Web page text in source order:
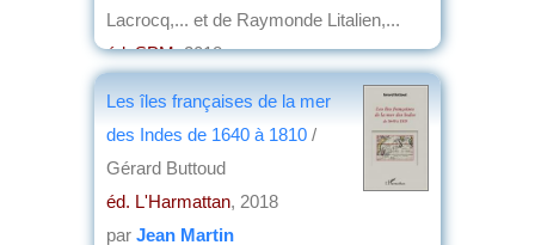
Lacrocq,... et de Raymonde Litalien,...
éd. SPM, 2018
Les îles françaises de la mer
des Indes de 1640 à 1810 /
Gérard Buttoud
éd. L'Harmattan, 2018
par Jean Martin